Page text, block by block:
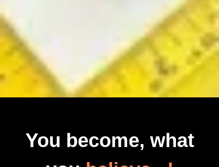
You become, what